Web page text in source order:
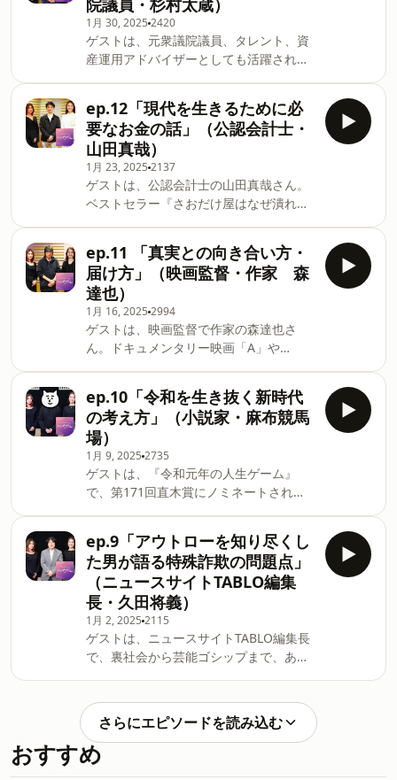
付き合い方●久しぶりにカラオケに行っ
たら...●好きな言葉は... 番組の感想はこ
ちらまでメール：tj@1242.comSee
omnystudio.com/listener for privacy
information.
渡米？●なぜ、靴職人の道を選んだの
か？●靴職人としての原点。 師匠から学
んだ「プロの仕事」とは？●タレント活
動の裏側：「華々しい世界」と「地道な
努力」のギャップ●表現者としての原点
●「現実は正解」という言葉から得た気
づきとは。●お金を考えずにものづくり
をしてみたい●30代をどう生きるのか？
番組の感想はこちらまでメール：
tj@1242.comSee
omnystudio.com/listener for privacy
information.
院議員・杉村太蔵）
1月 30, 2025 2420
ゲストは、元衆議院議員、タレント、資
産運用アドバイザーとしても活躍されて
たエピソード、政治の楽しみ方など伺い
ました。 ●清掃員から証券会社に就職し
た理由●政治家時代に感じたこと●薄口
政治評論家の名付け親●「料亭に行って
みたい」発言後、まさかの展開に...●杉
村太蔵が語る料亭のマナー●少数与党の
国会は注目●ボクの人生の99％は証券会
社●健康優良児でいつも元気●理性と完
成の時代 番組の感想はこちらまでメー
ル：tj@1242.comSee
omnystudio.com/listener for privacy
information.
ep.12「現代を生きるために必
要なお金の話」（公認会計士・
山田真哉）
1月 23, 2025 2137
ゲストは、公認会計士の山田真哉さん。
ベストセラー『さおだけ屋はなぜ潰れな
シリーズ、YouTube『オタク会計士
ch【山田真哉】少しだけお金で得する』
など様々なフィールドで活躍されている
山田さんに今の時代に必要なお金の話を
伺いました。 ●山田さんのYouTubeがバ
ズったターニングポイント●年収103万
円の壁の問題点●意外と知らない年金の
本音●一番嬉しかった思い出は？●本が
売れない時は悲しい●落ち込んだ時に聴
くビジュアル系の音楽●プロレスの魅力
を語る●オススメアニメは『銀河英雄伝
説』 番組の感想はこちらまでメール：
tj@1242.comSee
omnystudio.com/listener for privacy
information.
ep.11 「真実との向き合い方・
届け方」（映画監督・作家 森
達也）
1月 16, 2025 2994
ゲストは、映画監督で作家の森達也さ
ん。ドキュメンタリー映画「A」や
ど、社会性のある話題を作品の題材とし
てきた森監督と、制作の裏側、そして現
代社会における問題点を語りました。主
なトークテーマ●作品を通して伝えたい
真実とは？●社会からバッシングされる
側を描く理由●社会とメディアとジャー
ナリズム●ドキュメンタリーから劇場映
画へ●『FAKE』の裏側●『福田村事件』
を実写映画にした真意●今後挑戦してみ
たい作品は？●SNSとの向き合い方●辛
い時はどうしてますか？●来週、世界が
終わるなら？●高校の時観た、思い出の
映画などについて話しています。番組の
感想はこちらまでメール：
tj@1242.comSee
omnystudio.com/listener for privacy
information.
ep.10「令和を生き抜く新時代
の考え方」（小説家・麻布競馬
場）
1月 9, 2025 2735
ゲストは、『令和元年の人生ゲーム』
で、第171回直木賞にノミネートされた
ながら小説家としても活躍する麻布競馬
場さんと令和の幸福論・働き方について
伺いました。●Twitterで小説を書き始め
たきっかけ●タワーマンションとは何
か？●お金の使い方の変化●麻布競馬場
の考える友達論●人生を仕事だけに捧げ
るのは間違い？●夏目漱石を読んで感じ
たこと●小学生の頃の将来の夢は？●子
供の頃好きだった教科は？●大切にして
tj@1242.comSee
omnystudio.com/listener for privacy
information.
ep.9「アウトローを知り尽くし
た男が語る特殊詐欺の問題点」
（ニュースサイトTABLO編集
長・久田将義）
1月 2, 2025 2115
ゲストは、ニュースサイトTABLO編集長
で、裏社会から芸能ゴシップまで、あら
中で感じた日本が抱える問題点について
伺います。●久田さんの2024年はどんな
1年？●特殊詐欺と反社会勢力について●
裏社会のニュースに興味をもったきっか
さらにエピソードを読み込む
おすすめ